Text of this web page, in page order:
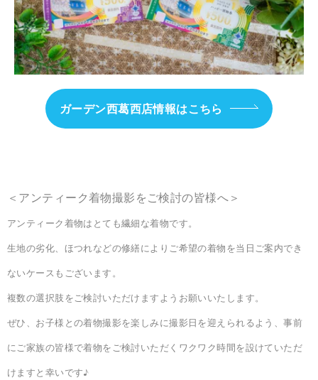
ガーデン西葛西店情報はこちら
＜アンティーク着物撮影をご検討の皆様へ＞
アンティーク着物はとても繊細な着物です。
生地の劣化、ほつれなどの修繕によりご希望の着物を当日ご案内でき
ないケースもございます。
複数の選択肢をご検討いただけますようお願いいたします。
ぜひ、お子様との着物撮影を楽しみに撮影日を迎えられるよう、事前
にご家族の皆様で着物をご検討いただくワクワク時間を設けていただ
けますと幸いです♪